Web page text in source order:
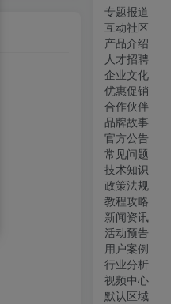
专题报道
互动社区
产品介绍
人才招聘
企业文化
优惠促销
合作伙伴
品牌故事
官方公告
常见问题
技术知识
政策法规
教程攻略
新闻资讯
活动预告
用户案例
行业分析
视频中心
默认区域